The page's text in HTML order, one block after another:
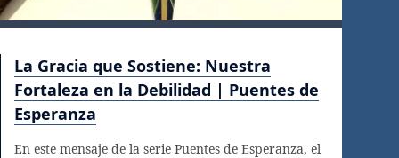
La Gracia que Sostiene: Nuestra
Fortaleza en la Debilidad | Puentes de
Esperanza
En este mensaje de la serie Puentes de Esperanza, el